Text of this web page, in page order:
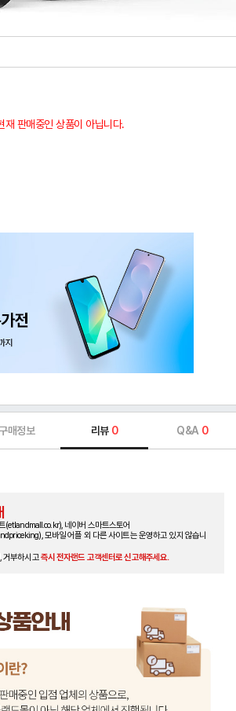
재 판매중인 상품이 아닙니다.
매정보 리뷰 0 Q&A 0
(etlandmall.co.kr), 네이버 스마트스토어
모바일 어플 외 다른 사이트는 운영하고 있지 않습니
거부하시고즉시 전자랜드 고객센터로 신고해주세요.